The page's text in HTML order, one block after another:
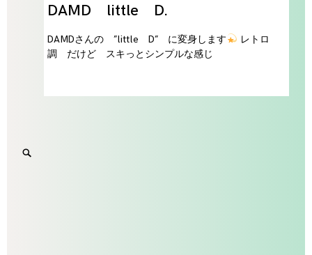
DAMD little D.
DAMDさんの ”little D” に変身します
レトロ
調 だけど スキっとシンプルな感じ
Search